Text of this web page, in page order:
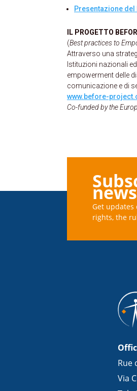
Presentazione del
IL PROGETTO
(Best practices to
Attraverso una
Istituzioni nazionali
empowerment delle
comunicazione e di
www.before-
Co-funded by the
Get updates
rights, the
Rue
Via